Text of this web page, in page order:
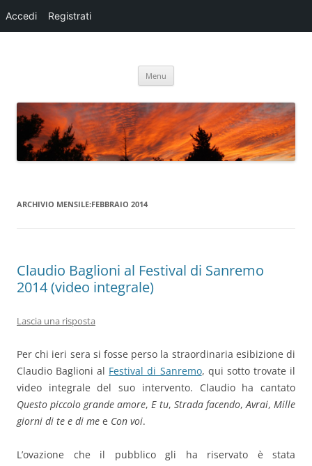
Accedi Registrati
Menu
ARCHIVIO MENSILE:FEBBRAIO 2014
Claudio Baglioni al Festival di Sanremo
2014 (video integrale)
Lascia una risposta
Per chi ieri sera si fosse perso la straordinaria esibizione di
Claudio Baglioni al Festival di Sanremo, qui sotto trovate il
video integrale del suo intervento. Claudio ha cantato
Questo piccolo grande amore,E tu, Strada facendo,Avrai,Mille
giorni di te e di me e Con voi.
L’ovazione che il pubblico gli ha riservato è stata